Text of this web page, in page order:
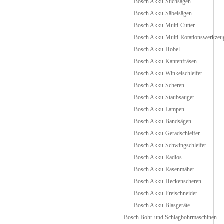
Bosch Akku-Stichsägen
Bosch Akku-Säbelsägen
Bosch Akku-Multi-Cutter
Bosch Akku-Multi-
Bosch Akku-Hobel
Bosch Akku-Kantenfräsen
Bosch Akku-Winkelschleifer
Bosch Akku-Scheren
Bosch Akku-Staubsauger
Bosch Akku-Lampen
Bosch Akku-Bandsägen
Bosch Akku-Geradschleifer
Bosch Akku-Schwingschleifer
Bosch Akku-Radios
Bosch Akku-Rasenmäher
Bosch Akku-Heckenscheren
Bosch Akku-Freischneider
Bosch Akku-Blasgeräte
Bosch Bohr-und Schlagbohrmaschinen